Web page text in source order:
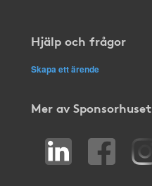
Hjälp och frågor
Skapa ett ärende
Mer av Sponsorhuset